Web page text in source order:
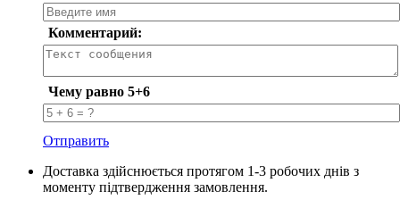
Комментарий:
Чему равно 5+6
Отправить
Доставка здійснюється протягом 1-3 робочих днів з
моменту підтвердження замовлення.